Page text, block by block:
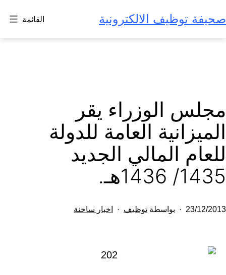
إلى
المحتوى
صحيفة توظيف الالكترونية القائمة
مجلس الوزراء يقر
الميزانية العامة للدولة
للعام المالي الجديد
1435/ 1436هـ.
تم
23/12/2013 بواسطة توظيف
مصنف
اخبار ساخنة